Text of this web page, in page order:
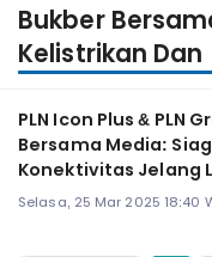
Bukber
Kelistrikan Dan
PLN Icon Plus & PLN
Bersama Media:
Konektivitas Jelang
Selasa, 25 Mar 2025 18:40